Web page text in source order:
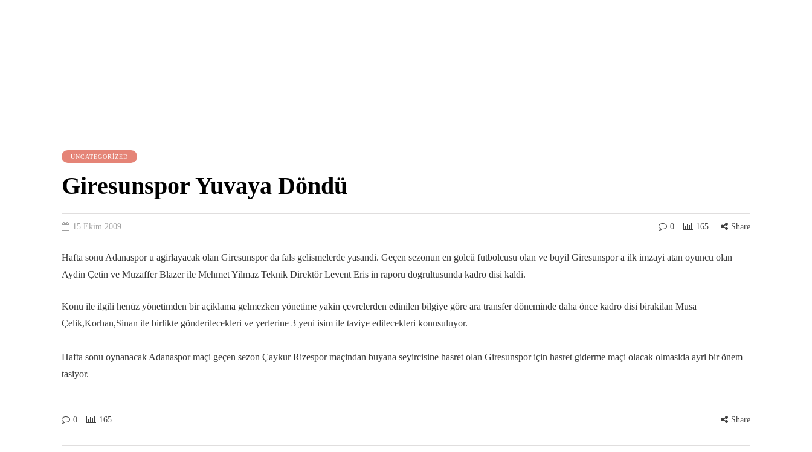
UNCATEGORIZED
Giresunspor Yuvaya Döndü
15 Ekim 2009 0 165 Share
Hafta sonu Adanaspor u agirlayacak olan Giresunspor da fals gelismelerde yasandi. Geçen sezonun en golcü futbolcusu olan ve buyil Giresunspor a ilk imzayi atan oyuncu olan
Aydin Çetin ve Muzaffer Blazer ile Mehmet Yilmaz Teknik Direktör Levent Eris in raporu dogrultusunda kadro disi kaldi.
Konu ile ilgili henüz yönetimden bir açiklama gelmezken yönetime yakin çevrelerden edinilen bilgiye göre ara transfer döneminde daha önce kadro disi birakilan Musa
Çelik,Korhan,Sinan ile birlikte gönderilecekleri ve yerlerine 3 yeni isim ile taviye edilecekleri konusuluyor.
Hafta sonu oynanacak Adanaspor maçi geçen sezon Çaykur Rizespor maçindan buyana seyircisine hasret olan Giresunspor için hasret giderme maçi olacak olmasida ayri bir önem
tasiyor.
0 165 Share